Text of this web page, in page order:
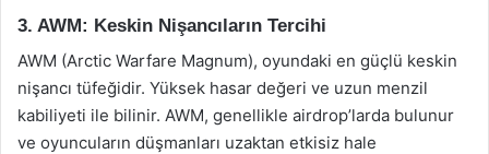
3. AWM: Keskin Nişancıların Tercihi
AWM (Arctic Warfare Magnum), oyundaki en güçlü keskin
nişancı tüfeğidir. Yüksek hasar değeri ve uzun menzil
kabiliyeti ile bilinir. AWM, genellikle airdrop’larda bulunur
ve oyuncuların düşmanları uzaktan etkisiz hale